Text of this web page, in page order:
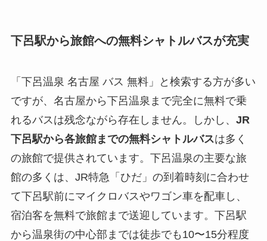
下呂駅から旅館への無料シャトルバスが充実
「下呂温泉 名古屋 バス 無料」と検索する方が多い
ですが、名古屋から下呂温泉まで完全に無料で乗
れるバスは残念ながら存在しません。しかし、 JR
下呂駅から各旅館までの無料シャトルバスは多く
の旅館で提供されています。下呂温泉の主要な旅
館の多くは、JR特急「ひだ」の到着時刻に合わせ
て下呂駅前にマイクロバスやワゴン車を配車し、
宿泊客を無料で旅館まで送迎しています。下呂駅
から温泉街の中心部までは徒歩でも10〜15分程度